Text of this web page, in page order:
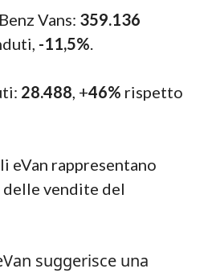
Vans: 359.136
-11,5%.
28.488, +46% rispetto
eVan rappresentano
delle vendite del
suggerisce una